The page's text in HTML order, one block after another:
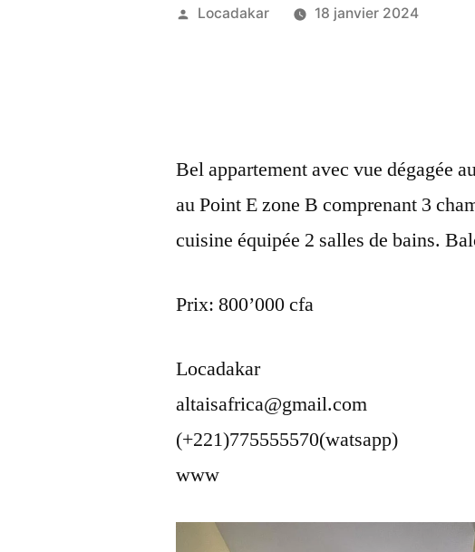
Publié
Locadakar 18 janvier 2024
Bel appartement avec vue dégagée
au Point E zone B comprenant 3
cuisine équipée 2 salles de bains.
Prix: 800’000 cfa
Locadakar
altaisafrica@gmail.com
(+221)775555570(watsapp)
www